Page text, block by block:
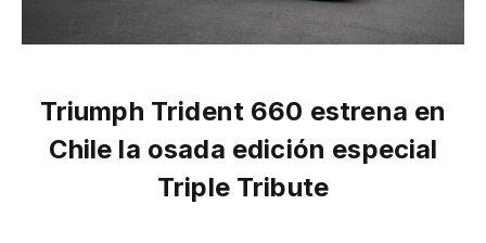
Triumph Trident 660 estrena en
Chile la osada edición especial
Triple Tribute